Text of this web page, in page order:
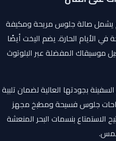
يشمل صالة جلوس مريحة ومكيفة
في الأيام الحارة. يضم اليخت أيضًا
موسيقاك المفضلة عبر البلوتوث
بجودتها العالية لضمان تلبية
جلوس فسيحة ومطبخ مجهز
بنسمات البحر المنعشة